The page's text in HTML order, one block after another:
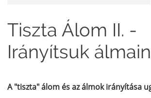
Tiszta Álom II. -
Irányítsuk
A "tiszta" álom és az álmok irányítása